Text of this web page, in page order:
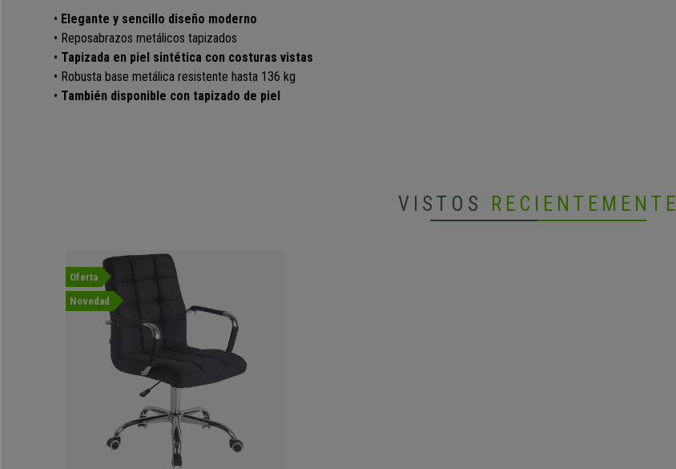
• Elegante y sencillo diseño moderno
• Reposabrazos metálicos tapizados
• Tapizada en piel sintética con costuras vistas
• Robusta base metálica resistente hasta 136 kg
• También disponible con tapizado de piel
VISTOS RECIENTEMENTE
Oferta
Novedad